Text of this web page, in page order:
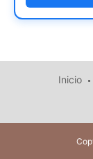
Inicio